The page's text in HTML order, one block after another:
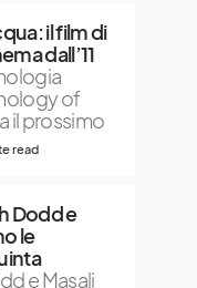
il film di
dall’11
of
il prossimo
read
Dodd e
le
e Masali